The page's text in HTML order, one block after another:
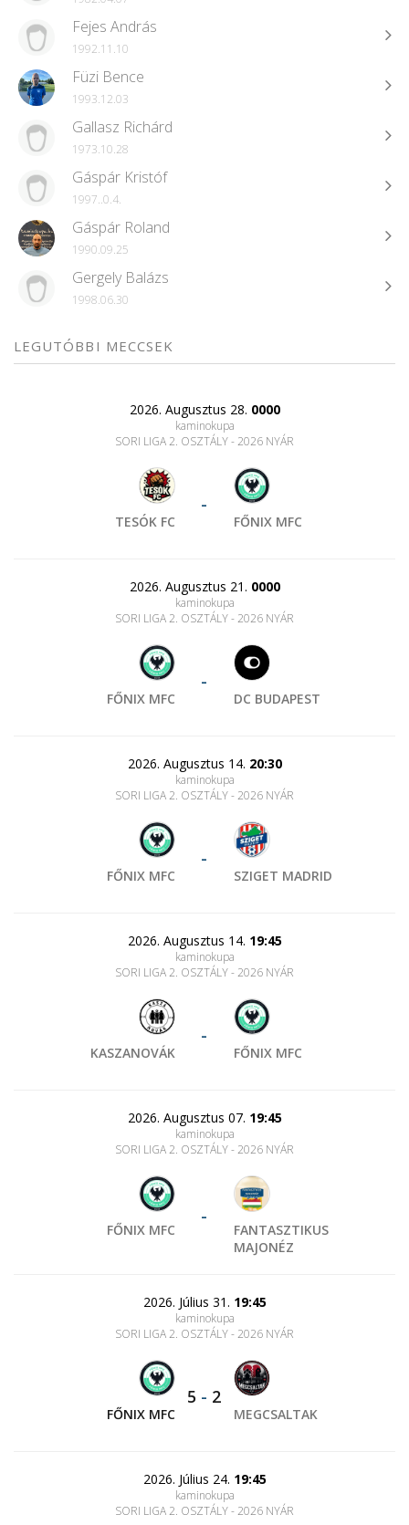
Fejes András
1992.11.10
Füzi Bence
1993.12.03
Gallasz Richárd
1973.10.28
Gáspár Kristóf
1997..0.4.
Gáspár Roland
1990.09.25
Gergely Balázs
1998.06.30
LEGUTÓBBI MECCSEK
2026. Augusztus 28. 0000
kaminokupa
SORI LIGA 2. OSZTÁLY - 2026 NYÁR
TESÓK FC
-
FŐNIX MFC
2026. Augusztus 21. 0000
kaminokupa
SORI LIGA 2. OSZTÁLY - 2026 NYÁR
FŐNIX MFC
-
DC BUDAPEST
2026. Augusztus 14. 20:30
kaminokupa
SORI LIGA 2. OSZTÁLY - 2026 NYÁR
FŐNIX MFC
-
SZIGET MADRID
2026. Augusztus 14. 19:45
kaminokupa
SORI LIGA 2. OSZTÁLY - 2026 NYÁR
KASZANOVÁK
-
FŐNIX MFC
2026. Augusztus 07. 19:45
kaminokupa
SORI LIGA 2. OSZTÁLY - 2026 NYÁR
FŐNIX MFC
-
FANTASZTIKUS
MAJONÉZ
2026. Július 31. 19:45
kaminokupa
SORI LIGA 2. OSZTÁLY - 2026 NYÁR
FŐNIX MFC
5 - 2
MEGCSALTAK
2026. Július 24. 19:45
kaminokupa
SORI LIGA 2. OSZTÁLY - 2026 NYÁR